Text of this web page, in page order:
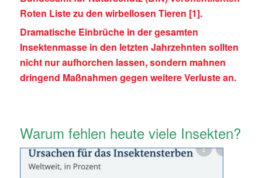
Roten Liste zu den wirbellosen Tieren [1].
Dramatische Einbrüche in der gesamten
Insektenmasse in den letzten Jahrzehnten sollten
nicht nur aufhorchen lassen, sondern mahnen
dringend Maßnahmen gegen weitere Verluste an.
Warum fehlen heute viele Insekten?